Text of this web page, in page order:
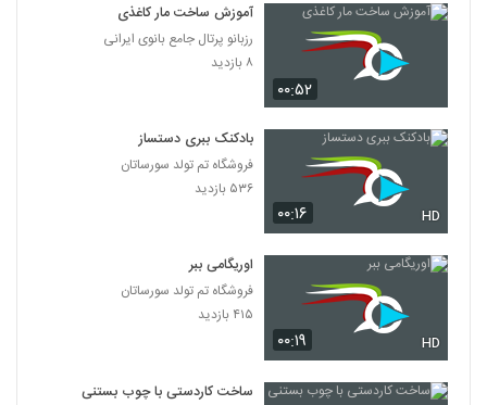
۰۰:۵۲
آموزش ساخت مار کاغذی
رزبانو پرتال جامع بانوی ایرانی
۸ بازدید
۰۰:۱۶ HD
بادکنک ببری دستساز
فروشگاه تم تولد سورساتان
۵۳۶ بازدید
۰۰:۱۹ HD
اوریگامی ببر
فروشگاه تم تولد سورساتان
۴۱۵ بازدید
ساخت کاردستی با چوب بستنی‌